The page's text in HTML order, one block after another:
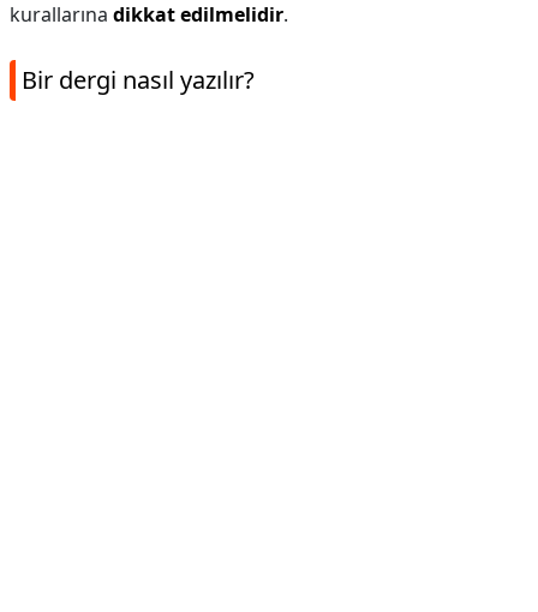
kurallarına dikkat edilmelidir.
Bir dergi nasıl yazılır?